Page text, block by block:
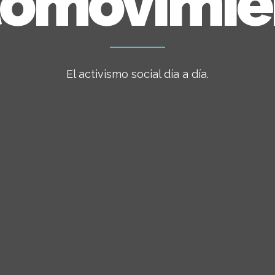
El activismo social día a día.